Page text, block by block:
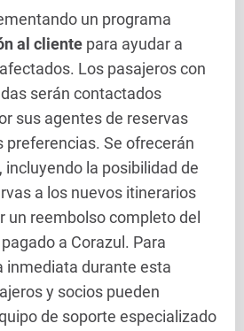
un programa
al cliente para ayudar a
Los pasajeros con
serán contactados
sus agentes de reservas
preferencias. Se ofrecerán
la posibilidad de
a los nuevos itinerarios
un reembolso completo del
a Corazul. Para
inmediata durante esta
y socios pueden
de soporte especializado